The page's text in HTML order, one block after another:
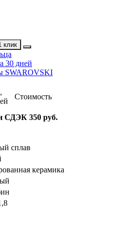
клик
30 дней
SWAROVSKI
Стоимость
СДЭК 350 руб.
сплав
керамика